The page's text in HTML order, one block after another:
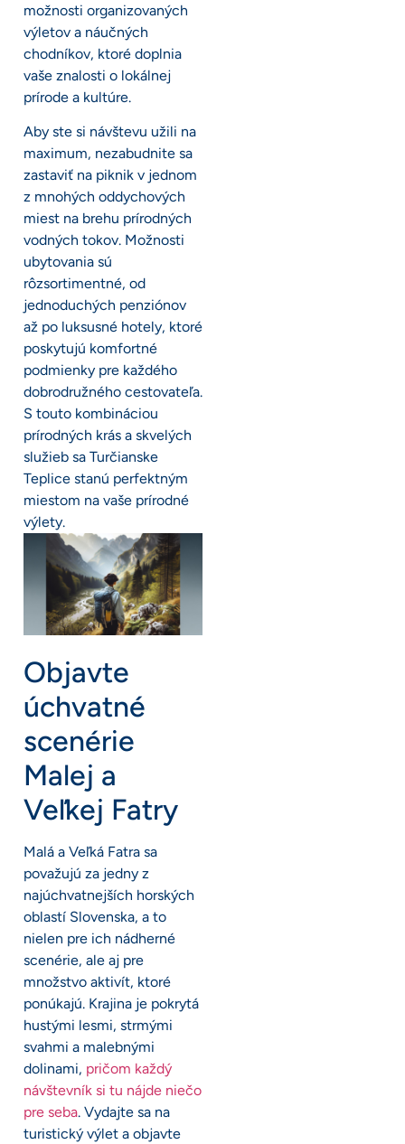
možnosti organizovaných
výletov a náučných
chodníkov, ktoré doplnia
vaše znalosti o lokálnej
prírode a kultúre.
Aby ste si návštevu užili na
maximum, nezabudnite sa
zastaviť na piknik v jednom
z mnohých oddychových
miest na brehu prírodných
vodných tokov. Možnosti
ubytovania sú
rôzsortimentné, od
jednoduchých penziónov
až po luksusné hotely, ktoré
poskytujú komfortné
podmienky pre každého
dobrodružného cestovateľa.
S touto kombináciou
prírodných krás a skvelých
služieb sa Turčianske
Teplice stanú perfektným
miestom na vaše prírodné
výlety.
Objavte
úchvatné
scenérie
Malej a
Veľkej Fatry
Malá a Veľká Fatra sa
považujú za jedny z
najúchvatnejších horských
oblastí Slovenska, a to
nielen pre ich nádherné
scenérie, ale aj pre
množstvo aktivít, ktoré
ponúkajú. Krajina je pokrytá
hustými lesmi, strmými
svahmi a malebnými
dolinami, pričom každý
návštevník si tu nájde niečo
pre seba. Vydajte sa na
turistický výlet a objavte